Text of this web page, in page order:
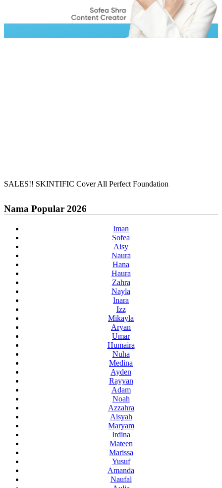
SALES!! SKINTIFIC Cover All Perfect Foundation
Nama Popular 2026
Iman
Sofea
Aisy
Naura
Hana
Haura
Zahra
Nayla
Inara
Izz
Mikayla
Aryan
Umar
Humaira
Nuha
Medina
Ayden
Rayyan
Adam
Noah
Azzahra
Aisyah
Maryam
Irdina
Mateen
Marissa
Yusuf
Amanda
Naufal